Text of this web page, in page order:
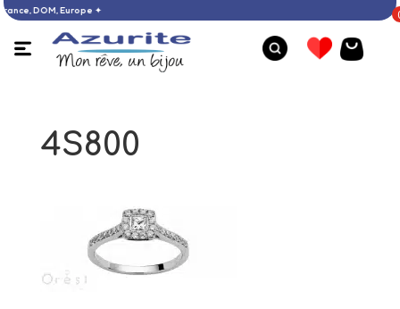
: France, DOM, Europe ✦
4S800